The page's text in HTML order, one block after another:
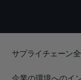
サプライチェーン